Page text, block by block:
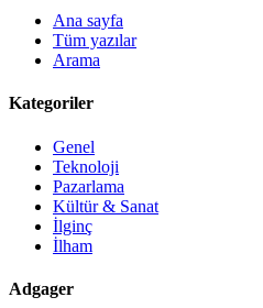
Ana sayfa
Tüm yazılar
Arama
Kategoriler
Genel
Teknoloji
Pazarlama
Kültür & Sanat
İlginç
İlham
Adgager